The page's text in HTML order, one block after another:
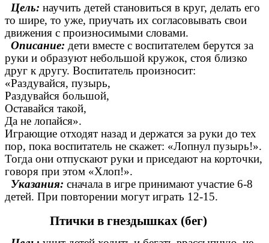
Цель: научить детей становиться в круг, делать его
то шире, то уже, приучать их согласовывать свои
движения с произносимыми словами.
Описание: дети вместе с воспитателем берутся за
руки и образуют небольшой кружок, стоя близко
друг к другу. Воспитатель произносит:
«Раздувайся, пузырь,
Раздувайся большой,
Оставайся такой,
Да не лопайся».
Играющие отходят назад и держатся за руки до тех
пор, пока воспитатель не скажет: «Лопнул пузырь!».
Тогда они отпускают руки и приседают на корточки,
говоря при этом «Хлоп!».
Указания: сначала в игре принимают участие 6-8
детей. При повторении могут играть 12-15.
Птички в гнездышках (бег)